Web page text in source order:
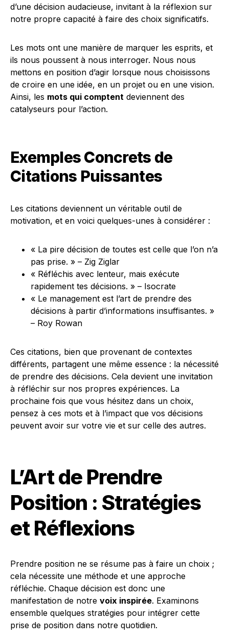
d’une décision audacieuse, invitant à la réflexion sur
notre propre capacité à faire des choix significatifs.
Les mots ont une manière de marquer les esprits, et
ils nous poussent à nous interroger. Nous nous
mettons en position d’agir lorsque nous choisissons
de croire en une idée, en un projet ou en une vision.
Ainsi, les mots qui comptent deviennent des
catalyseurs pour l’action.
Exemples Concrets de
Citations Puissantes
Les citations deviennent un véritable outil de
motivation, et en voici quelques-unes à considérer :
« La pire décision de toutes est celle que l’on n’a
pas prise. » – Zig Ziglar
« Réfléchis avec lenteur, mais exécute
rapidement tes décisions. » – Isocrate
« Le management est l’art de prendre des
décisions à partir d’informations insuffisantes. »
– Roy Rowan
Ces citations, bien que provenant de contextes
différents, partagent une même essence : la nécessité
de prendre des décisions. Cela devient une invitation
à réfléchir sur nos propres expériences. La
prochaine fois que vous hésitez dans un choix,
pensez à ces mots et à l’impact que vos décisions
peuvent avoir sur votre vie et sur celle des autres.
L’Art de Prendre
Position : Stratégies
et Réflexions
Prendre position ne se résume pas à faire un choix ;
cela nécessite une méthode et une approche
réfléchie. Chaque décision est donc une
manifestation de notre voix inspirée. Examinons
ensemble quelques stratégies pour intégrer cette
prise de position dans notre quotidien.